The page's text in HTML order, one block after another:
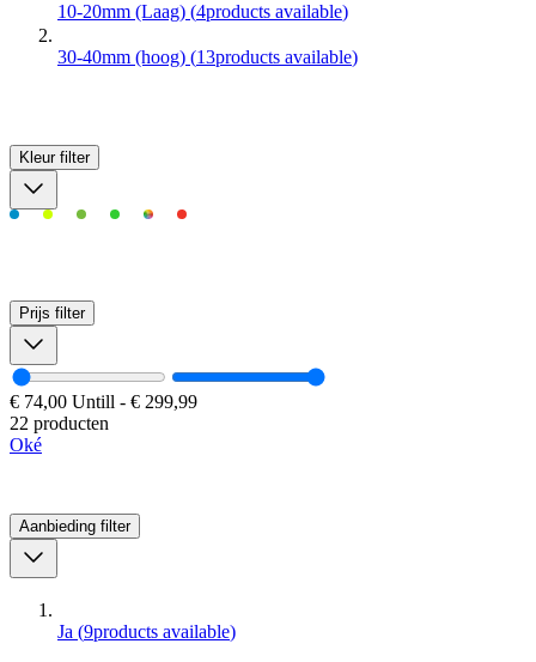
10-20mm (Laag) (4products available)
30-40mm (hoog) (13products available)
Kleur filter
Prijs filter
€ 74,00 Untill - € 299,99
22 producten
Oké
Aanbieding filter
Ja (9products available)